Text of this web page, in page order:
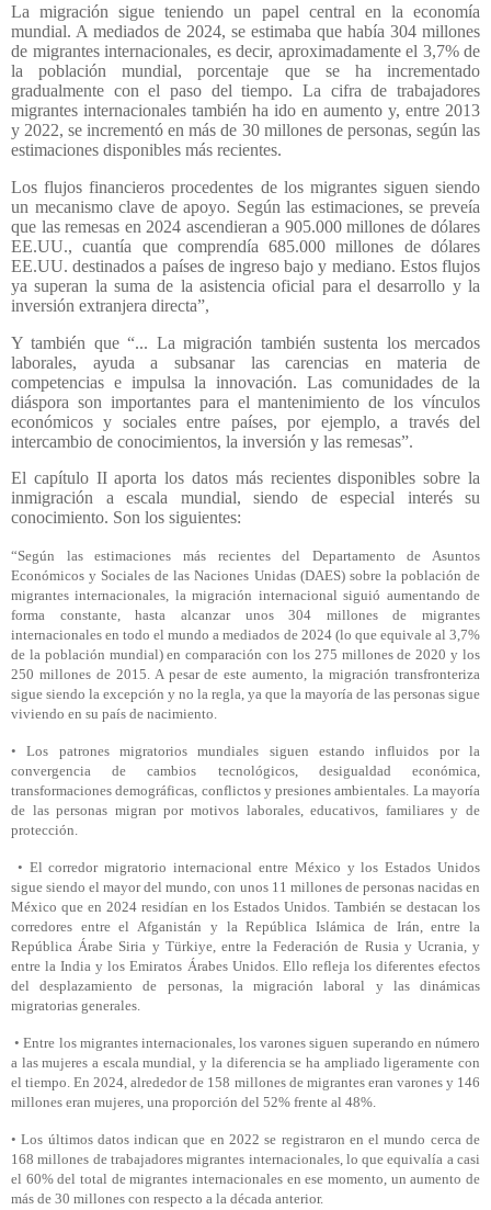
La migración sigue teniendo un papel central en la economía
mundial. A mediados de 2024, se estimaba que había 304 millones
de migrantes internacionales, es decir, aproximadamente el 3,7% de
la población mundial, porcentaje que se ha incrementado
gradualmente con el paso del tiempo. La cifra de trabajadores
migrantes internacionales también ha ido en aumento y, entre 2013
y 2022, se incrementó en más de 30 millones de personas, según las
estimaciones disponibles más recientes.
Los flujos financieros procedentes de los migrantes siguen siendo
un mecanismo clave de apoyo. Según las estimaciones, se preveía
que las remesas en 2024 ascendieran a 905.000 millones de dólares
EE.UU., cuantía que comprendía 685.000 millones de dólares
EE.UU. destinados a países de ingreso bajo y mediano. Estos flujos
ya superan la suma de la asistencia oficial para el desarrollo y la
inversión extranjera directa”,
Y también que “... La migración también sustenta los mercados
laborales, ayuda a subsanar las carencias en materia de
competencias e impulsa la innovación. Las comunidades de la
diáspora son importantes para el mantenimiento de los vínculos
económicos y sociales entre países, por ejemplo, a través del
intercambio de conocimientos, la inversión y las remesas”.
El capítulo II aporta los datos más recientes disponibles sobre la
inmigración a escala mundial, siendo de especial interés su
conocimiento. Son los siguientes:
“Según las estimaciones más recientes del Departamento de Asuntos
Económicos y Sociales de las Naciones Unidas (DAES) sobre la población de
migrantes internacionales, la migración internacional siguió aumentando de
forma constante, hasta alcanzar unos 304 millones de migrantes
internacionales en todo el mundo a mediados de 2024 (lo que equivale al 3,7%
de la población mundial) en comparación con los 275 millones de 2020 y los
250 millones de 2015. A pesar de este aumento, la migración transfronteriza
sigue siendo la excepción y no la regla, ya que la mayoría de las personas sigue
viviendo en su país de nacimiento.
•Los patrones migratorios mundiales siguen estando influidos por la
convergencia de cambios tecnológicos, desigualdad económica,
transformaciones demográficas, conflictos y presiones ambientales. La mayoría
de las personas migran por motivos laborales, educativos, familiares y de
protección.
• El corredor migratorio internacional entre México y los Estados Unidos
sigue siendo el mayor del mundo, con unos 11 millones de personas nacidas en
México que en 2024 residían en los Estados Unidos. También se destacan los
corredores entre el Afganistán y la República Islámica de Irán, entre la
República Árabe Siria y Türkiye, entre la Federación de Rusia y Ucrania, y
entre la India y los Emiratos Árabes Unidos. Ello refleja los diferentes efectos
del desplazamiento de personas, la migración laboral y las dinámicas
migratorias generales.
•Entre los migrantes internacionales, los varones siguen superando en número
a las mujeres a escala mundial, y la diferencia se ha ampliado ligeramente con
el tiempo. En 2024, alrededor de 158 millones de migrantes eran varones y 146
millones eran mujeres, una proporción del 52% frente al 48%.
•Los últimos datos indican que en 2022 se registraron en el mundo cerca de
168 millones de trabajadores migrantes internacionales, lo que equivalía a casi
el 60% del total de migrantes internacionales en ese momento, un aumento de
más de 30 millones con respecto a la década anterior.